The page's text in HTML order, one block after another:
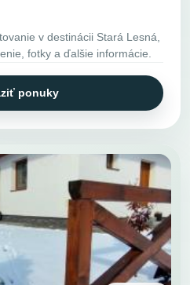
v destinácii Stará Lesná,
fotky a ďalšie informácie.
ponuky